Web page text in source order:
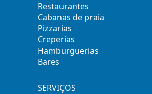
Restaurantes
Cabanas de praia
Pizzarias
Creperias
Hamburguerias
Bares
SERVIÇOS